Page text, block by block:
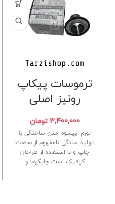
ترموسات پیکاپ
رونیز اصلی
3,400,000 تومان
لورم ایپسوم متن ساختگی با
تولید سادگی نامفهوم از صنعت
چاپ و با استفاده از طراحان
گرافیک است چاپگرها و